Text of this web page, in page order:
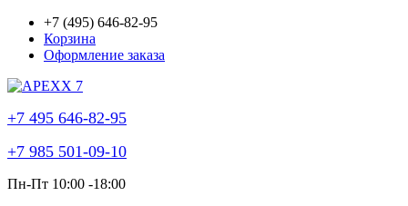
+7 (495) 646-82-95
Корзина
Оформление заказа
+7 495 646-82-95
+7 985 501-09-10
Пн-Пт 10:00 -18:00